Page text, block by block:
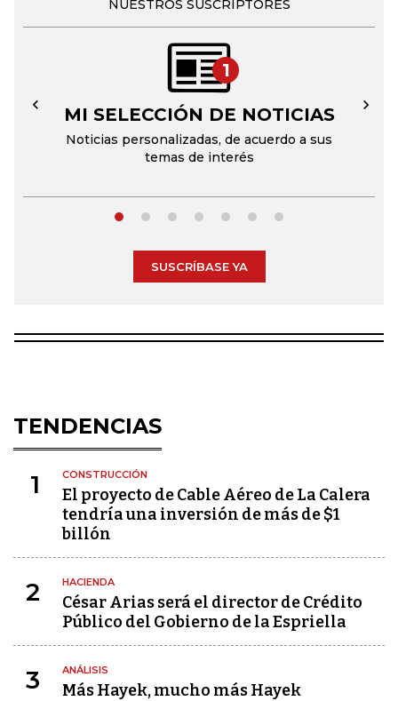
NUESTROS SUSCRIPTORES
1
MI SELECCIÓN DE NOTICIAS
Noticias personalizadas, de acuerdo a sus
temas de interés
← →
SUSCRÍBASE YA
TENDENCIAS
1 CONSTRUCCIÓN
El proyecto de Cable Aéreo de La Calera
tendría una inversión de más de $1
billón
2 HACIENDA
César Arias será el director de Crédito
Público del Gobierno de la Espriella
3 ANÁLISIS
Más Hayek, mucho más Hayek